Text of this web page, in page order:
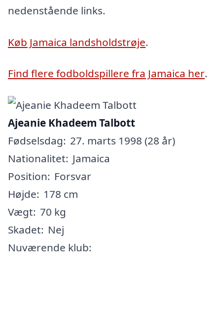
nedenstående links.
Køb Jamaica landsholdstrøje.
Find flere fodboldspillere fra Jamaica her.
Ajeanie Khadeem Talbott
Fødselsdag: 27. marts 1998 (28 år)
Nationalitet: Jamaica
Position: Forsvar
Højde: 178 cm
Vægt: 70 kg
Skadet: Nej
Nuværende klub: